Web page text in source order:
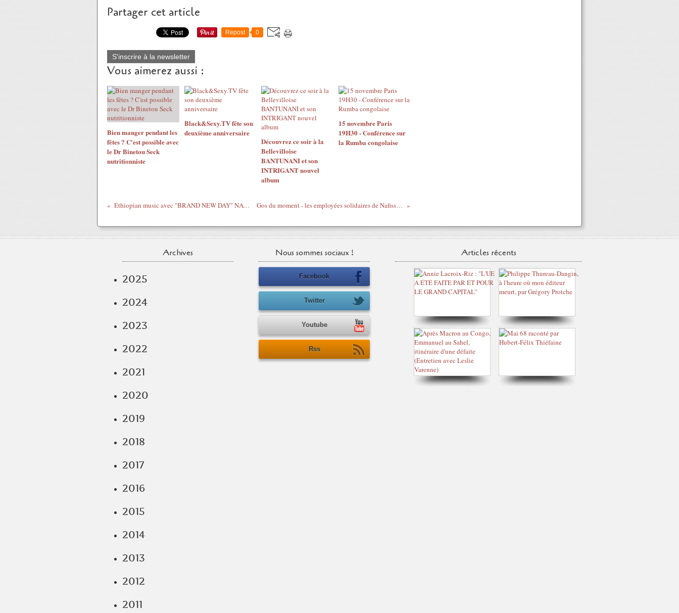
Partager cet article
Repost 0
S'inscrire à la newsletter
Vous aimerez aussi :
Bien manger pendant les
fêtes ? C'est possible avec
le Dr Binetou Seck
nutritionniste
Black&Sexy.TV fête son
deuxième anniversaire
Découvrez ce soir à la
Bellevilloise
BANTUNANI et son
INTRIGANT nouvel
album
15 novembre Paris
19H30 - Conférence sur
la Rumba congolaise
Ethiopian music avec "BRAND NEW DAY" NATNAEL AYALEW (NHATTY) Gos du moment - les employées solidaires de Nafissatou Diallo défilant contre DSK
Archives
2025
2024
2023
2022
2021
2020
2019
2018
2017
2016
2015
2014
2013
2012
2011
Nous sommes sociaux !
Facebook
Twitter
Youtube
Rss
Articles récents